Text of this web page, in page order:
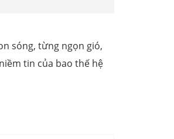
sóng, từng ngọn gió,
tin của bao thế hệ